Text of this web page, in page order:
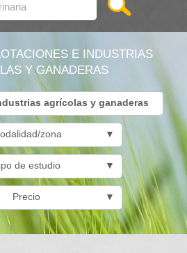
E INDUSTRIAS
Y GANADERAS
agrícolas y ganaderas
zona ▼
de estudio ▼
Precio ▼